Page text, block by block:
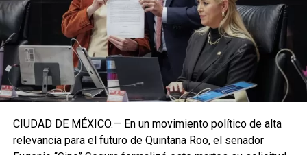
CIUDAD DE MÉXICO.— En un movimiento político de alta
relevancia para el futuro de Quintana Roo, el senador